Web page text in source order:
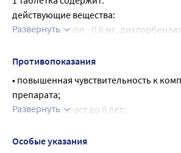
обратиться к врачу.
действующие вещества:
амилметакрезол - 0,6 мг,
вспомогательные вещества:
полисахариды] 83 % в пересчете на
лимонная кислота, левоментол,
[Понсо 4R] (Е 124), ароматизатор
Развернуть
Противопоказания
• повышенная чувствительность к
препарата;
• детский возраст до 6 лет;
фруктозы, глюкозо-галактозная
Развернуть
Особые указания